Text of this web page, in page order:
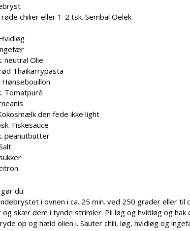
chilier eller 1-2 tsk. Sembal Oelek
neutral Olie
Thaikarrypasta
Hønsebouillon
Tomatpuré
den fede ikke light
Fiskesauce
peanutbutter
du:
i ovnen i ca. 25 min. ved 250 grader eller
og skær dem i tynde strimler. Pil løg og hvidløg og
op og hæld olien i. Sauter chili, løg, hvidløg og